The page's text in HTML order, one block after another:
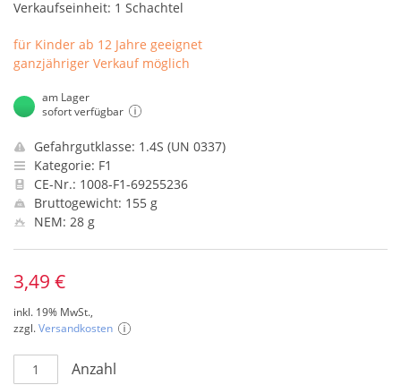
Verkaufseinheit: 1 Schachtel
für Kinder ab 12 Jahre geeignet
ganzjähriger Verkauf möglich
am Lager
sofort verfügbar
Gefahrgutklasse: 1.4S (UN 0337)
Kategorie: F1
CE-Nr.: 1008-F1-69255236
Bruttogewicht: 155 g
NEM: 28 g
3,49 €
inkl. 19% MwSt.,
zzgl.Versandkosten
Anzahl